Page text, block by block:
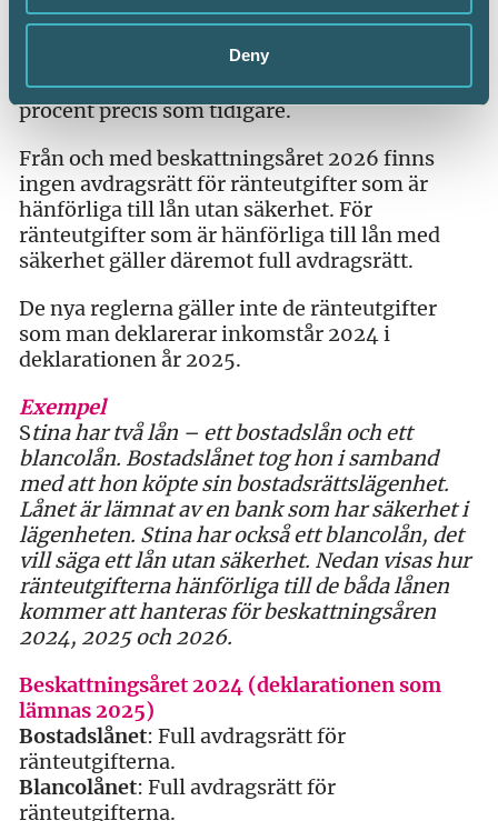
Deny
För ränteutgifter hänförliga till lån som
uppfyller villkoren med säkerhet gäller för
2025 avdragsrätt för ränteutgifterna med 100
procent precis som tidigare.
Från och med beskattningsåret 2026 finns
ingen avdragsrätt för ränteutgifter som är
hänförliga till lån utan säkerhet. För
ränteutgifter som är hänförliga till lån med
säkerhet gäller däremot full avdragsrätt.
De nya reglerna gäller inte de ränteutgifter
som man deklarerar inkomstår 2024 i
deklarationen år 2025.
Exempel
Stina har två lån – ett bostadslån och ett
blancolån. Bostadslånet tog hon i samband
med att hon köpte sin bostadsrättslägenhet.
Lånet är lämnat av en bank som har säkerhet i
lägenheten. Stina har också ett blancolån, det
vill säga ett lån utan säkerhet. Nedan visas hur
ränteutgifterna hänförliga till de båda lånen
kommer att hanteras för beskattningsåren
2024, 2025 och 2026.
Beskattningsåret 2024 (deklarationen som
lämnas 2025)
Bostadslånet: Full avdragsrätt för
ränteutgifterna.
Blancolånet: Full avdragsrätt för
ränteutgifterna.